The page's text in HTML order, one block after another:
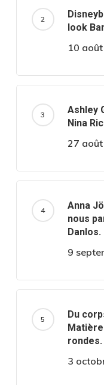
look
10
Ashley
Nina
27
Anna
nous
Danlos.
9
Du
rondes.
3